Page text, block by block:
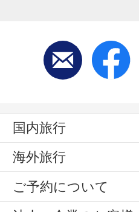
国内旅行
海外旅行
ご予約について